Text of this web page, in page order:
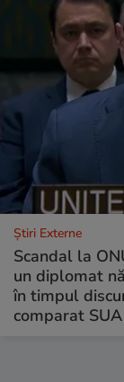
Știri Externe
Scandal la
un diplomat
în timpul
comparat